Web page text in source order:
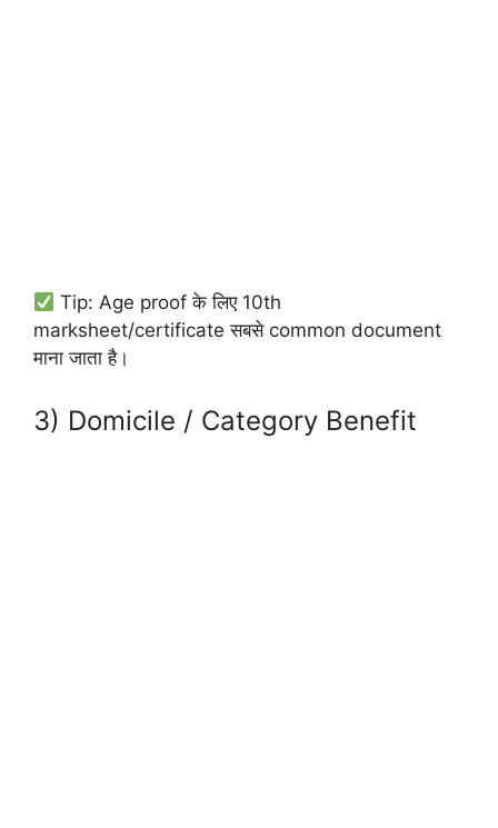
Tip: Age proof के लिए 10th
marksheet/certificate सबसे common document
माना जाता है।
3) Domicile / Category Benefit